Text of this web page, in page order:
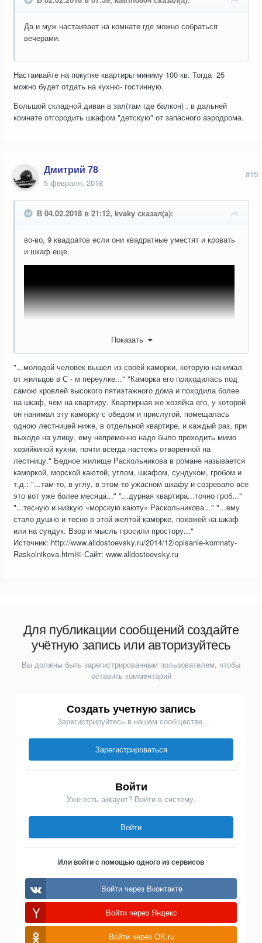
Да и муж настаивает на комнате где можно собраться
вечерами.
Настаивайте на покупке квартиры миниму 100 кв. Тогда 25
можно будет отдать на кухню- гостинную.
Большой складной диван в зал(там где балкон) , в дальней
комнате отгородить шкафом "детскую" от запасного аэродрома.
Дмитрий 78
5 февраля, 2018
#15
В 04.02.2018 в 21:12, kvaky сказал(а):
во-во, 9 квадратов если они квадратные уместят и кровать
и шкаф еще.
Показать
"...молодой человек вышел из своей каморки, которую нанимал
от жильцов в С - м переулке..." "Каморка его приходилась под
самою кровлей высокого пятиэтажного дома и походила более
на шкаф, чем на квартиру. Квартирная же хозяйка его, у которой
он нанимал эту каморку с обедом и прислугой, помещалась
одною лестницей ниже, в отдельной квартире, и каждый раз, при
выходе на улицу, ему непременно надо было проходить мимо
хозяйкиной кухни, почти всегда настежь отворенной на
лестницу." Бедное жилище Раскольникова в романе называется
каморкой, морской каютой, углом, шкафом, сундуком, гробом и
т.д.: "...там-то, в углу, в этом-то ужасном шкафу и созревало все
это вот уже более месяца..." "...дурная квартира...точно гроб..."
"...тесную и низкую «морскую каюту» Раскольникова..." "...ему
стало душно и тесно в этой желтой каморке, похожей на шкаф
или на сундук. Взор и мысль просили простору..."
Источник: http://www.alldostoevsky.ru/2014/12/opisanie-komnaty-
Raskolnikova.html© Сайт: www.alldostoevsky.ru
Для публикации сообщений создайте
учётную запись или авторизуйтесь
Вы должны быть зарегистрированным пользователем, чтобы
оставить комментарий
Создать учетную запись
Зарегистрируйтесь в нашем сообществе.
Зарегистрироваться
Войти
Уже есть аккаунт? Войти в систему.
Войти
Или войти с помощью одного из сервисов
Войти через Вконтакте
Войти через Яндекс
Войти через OK.ru